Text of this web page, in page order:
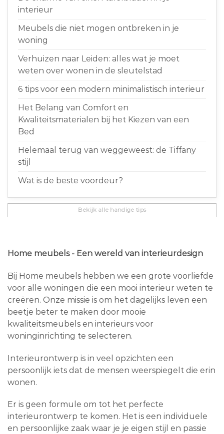
interieur
Meubels die niet mogen ontbreken in je
woning
Verhuizen naar Leiden: alles wat je moet
weten over wonen in de sleutelstad
6 tips voor een modern minimalistisch interieur
Het Belang van Comfort en
Kwaliteitsmaterialen bij het Kiezen van een
Bed
Helemaal terug van weggeweest: de Tiffany
stijl
Wat is de beste voordeur?
Bekijk alle handige tips
Home meubels - Een wereld van interieurdesign
Bij Home meubels hebben we een grote voorliefde
voor alle woningen die een mooi interieur weten te
creëren. Onze missie is om het dagelijks leven een
beetje beter te maken door mooie
kwaliteitsmeubels en interieurs voor
woninginrichting te selecteren.
Interieurontwerp is in veel opzichten een
persoonlijk iets dat de mensen weerspiegelt die erin
wonen.
Er is geen formule om tot het perfecte
interieurontwerp te komen. Het is een individuele
en persoonlijke zaak waar je je eigen stijl en passie